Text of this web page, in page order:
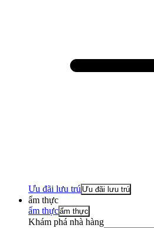
Ưu đãi lưu trú Ưu đãi lưu trú
ẩm thực
ẩm thựcẩm thực
Khám phá nhà hàng